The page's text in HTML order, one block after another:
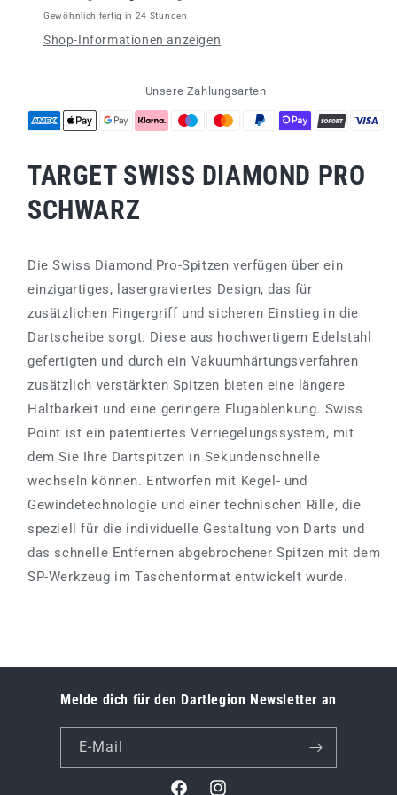
SWISS
POINT
DIAMOND
mm
SWISS
POINT
DIAMOND
35
mm
Gewöhnlich fertig in 24 Stunden
Shop-Informationen anzeigen
Unsere Zahlungsarten
TARGET SWISS DIAMOND PRO
SCHWARZ
Die Swiss Diamond Pro-Spitzen verfügen über ein
einzigartiges, lasergraviertes Design, das für
zusätzlichen Fingergriff und sicheren Einstieg in die
Dartscheibe sorgt. Diese aus hochwertigem Edelstahl
gefertigten und durch ein Vakuumhärtungsverfahren
zusätzlich verstärkten Spitzen bieten eine längere
Haltbarkeit und eine geringere Flugablenkung. Swiss
Point ist ein patentiertes Verriegelungssystem, mit
dem Sie Ihre Dartspitzen in Sekundenschnelle
wechseln können. Entworfen mit Kegel- und
Gewindetechnologie und einer technischen Rille, die
speziell für die individuelle Gestaltung von Darts und
das schnelle Entfernen abgebrochener Spitzen mit dem
SP-Werkzeug im Taschenformat entwickelt wurde.
Melde dich für den Dartlegion Newsletter an
E-Mail